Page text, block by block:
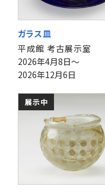
ガラス皿
平成館 考古展示室
2026年4月8日～
2026年12月6日
展示中